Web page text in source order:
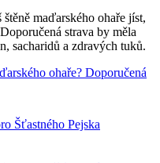
maďarského ohaře jíst,
strava by měla
sacharidů a zdravých tuků.
ohaře? Doporučená